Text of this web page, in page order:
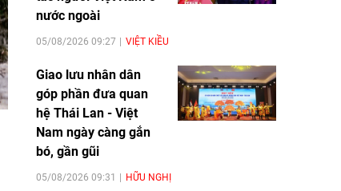
nước ngoài
05/08/2026 09:27 VIỆT KIỀU
Giao lưu nhân dân
góp phần đưa quan
hệ Thái Lan - Việt
Nam ngày càng gắn
bó, gần gũi
05/08/2026 09:31 HỮU NGHỊ